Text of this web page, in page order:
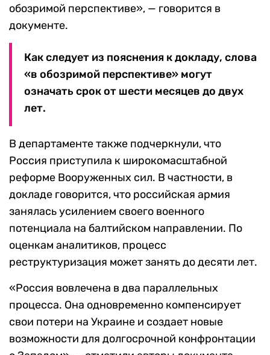
обозримой перспективе», — говорится в
документе.
Как следует из пояснения к докладу, слова
«в обозримой перспективе» могут
означать срок от шести месяцев до двух
лет.
В департаменте также подчеркнули, что
Россия приступила к широкомасштабной
реформе Вооруженных сил. В частности, в
докладе говорится, что российская армия
занялась усилением своего военного
потенциала на балтийском направлении. По
оценкам аналитиков, процесс
реструктуризация может занять до десяти лет.
«Россия вовлечена в два параллельных
процесса. Она одновременно компенсирует
свои потери на Украине и создает новые
возможности для долгосрочной конфронтации